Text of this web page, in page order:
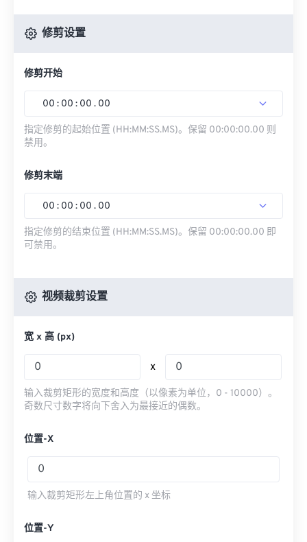
修剪设置
修剪开始
00 : 00 : 00 . 00
指定修剪的起始位置 (HH:MM:SS.MS)。保留 00:00:00.00 则
禁用。
修剪末端
00 : 00 : 00 . 00
指定修剪的结束位置 (HH:MM:SS.MS)。保留 00:00:00.00 即
可禁用。
视频裁剪设置
宽 x 高 (px)
x
输入裁剪矩形的宽度和高度（以像素为单位，0 - 10000）。
奇数尺寸数字将向下舍入为最接近的偶数。
位置-X
输入裁剪矩形左上角位置的 x 坐标
位置-Y